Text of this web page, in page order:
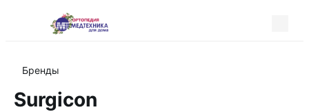
Бренды
Surgicon